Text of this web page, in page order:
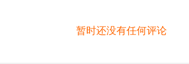
暂时还没有任何评论